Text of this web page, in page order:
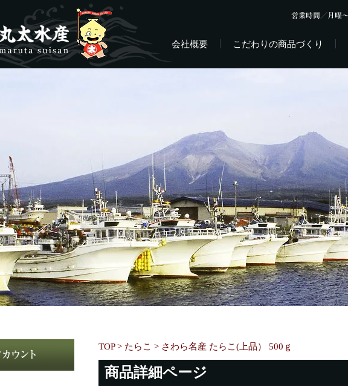
会社概要 こだわりの商品づくり
TOP> たらこ > さわら名産 たらこ(上品） 500ｇ
商品詳細ページ